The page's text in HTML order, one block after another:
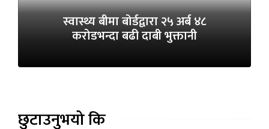
स्वास्थ्य बीमा बोर्डद्वारा २५ अर्ब ४८
करोडभन्दा बढी दाबी भुक्तानी
छुटाउनुभयो कि